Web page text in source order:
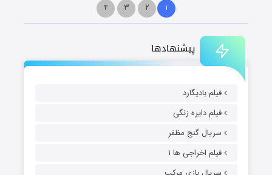
پیشنهادها
فیلم بادیگارد
فیلم دایره زنگی
سریال گنج مظفر
فیلم اخراجی ها ۱
۱ ۲ ۳ ۴